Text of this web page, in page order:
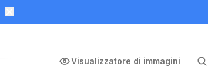
Visualizzatore di immagini